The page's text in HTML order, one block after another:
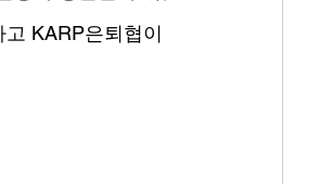
KARP은퇴협이